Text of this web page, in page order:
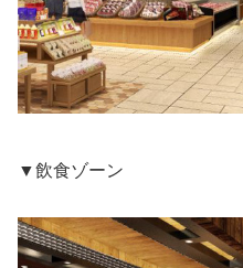
▼飲食ゾーン